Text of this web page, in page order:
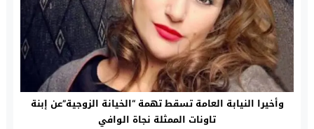
وأخيرا النيابة العامة تسقط تهمة “الخيانة الزوجية”عن إبنة
تاونات الممثلة نجاة الوافي